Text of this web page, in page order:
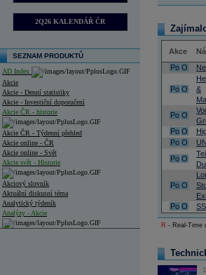
2Q26 KALENDÁŘ ČR
SEZNAM PRODUKTŮ
AD Index
Akcie
Akcie - Denní statistiky
Akcie - Investiční doporučení
Akcie ČR - historie
Akcie ČR - Týdenní přehled
Akcie online - ČR
Akcie online - Svět
Akcie svět - Historie
Akciový slovník
Aktuální diskusní téma
Analytický týdeník
Analýzy - Akcie
Akce
Po O
Po O
&
Po O
Po O
Po O
Po O
Po O
Po O
R - Real-Time